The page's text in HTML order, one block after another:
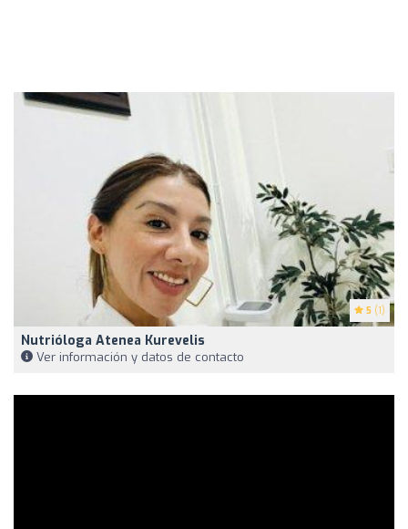
5 (1)
Nutrióloga Atenea Kurevelis
Ver información y datos de contacto